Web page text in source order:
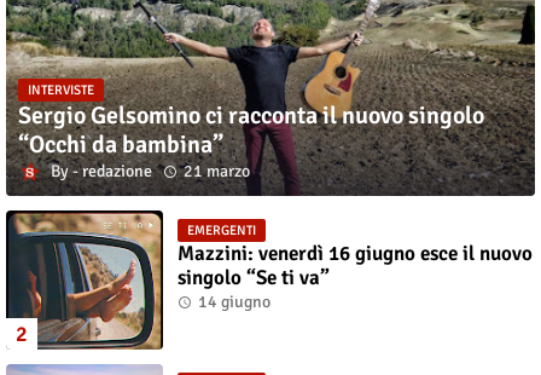
INTERVISTE
Sergio Gelsomino ci racconta il nuovo singolo
“Occhi da bambina”
redazione 21 marzo
EMERGENTI
Mazzini: venerdì 16 giugno esce il nuovo
singolo “Se ti va”
14 giugno